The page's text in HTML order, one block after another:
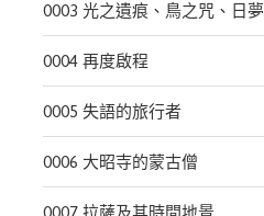
0003 光之遺痕、鳥之咒、日夢
0004 再度啟程
0005 失語的旅行者
0006 大昭寺的蒙古僧
0007 拉薩及其時間地景